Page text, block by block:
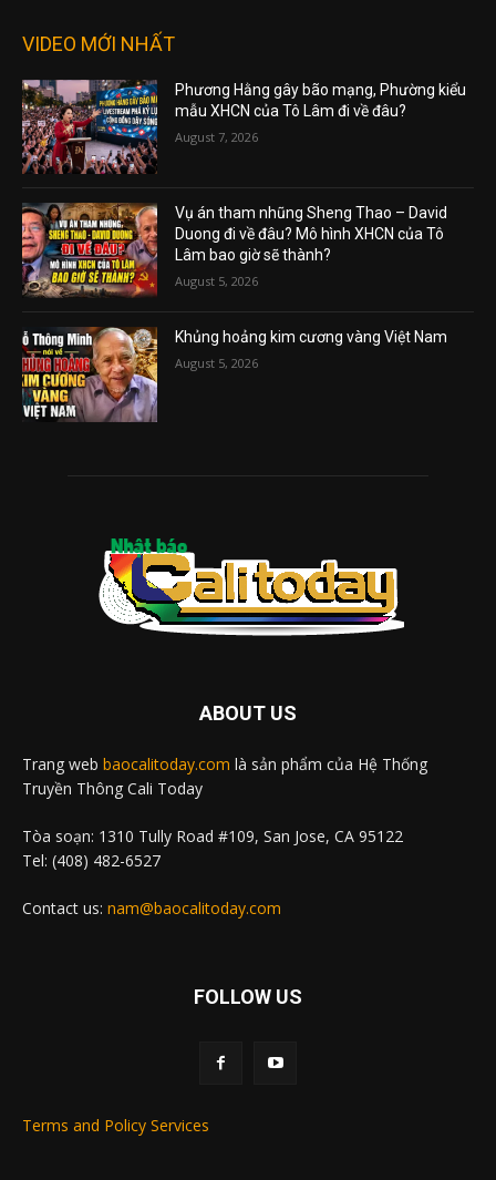
VIDEO MỚI NHẤT
Phương Hằng gây bão mạng, Phường kiểu
mẫu XHCN của Tô Lâm đi về đâu?
August 7, 2026
Vụ án tham nhũng Sheng Thao – David
Duong đi về đâu? Mô hình XHCN của Tô
Lâm bao giờ sẽ thành?
August 5, 2026
Khủng hoảng kim cương vàng Việt Nam
August 5, 2026
ABOUT US
Trang web baocalitoday.com là sản phẩm của Hệ Thống
Truyền Thông Cali Today
Tòa soạn: 1310 Tully Road #109, San Jose, CA 95122
Tel: (408) 482-6527
Contact us: nam@baocalitoday.com
FOLLOW US
Terms and Policy Services